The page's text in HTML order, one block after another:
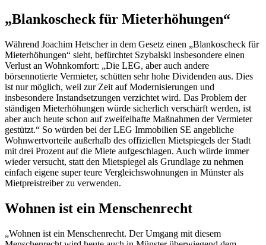
„Blankoscheck für Mieterhöhungen“
Während Joachim Hetscher in dem Gesetz einen „Blankoscheck für
Mieterhöhungen“ sieht, befürchtet Szybalski insbesondere einen
Verlust an Wohnkomfort: „Die LEG, aber auch andere
börsennotierte Vermieter, schütten sehr hohe Dividenden aus. Dies
ist nur möglich, weil zur Zeit auf Modernisierungen und
insbesondere Instandsetzungen verzichtet wird. Das Problem der
ständigen Mieterhöhungen würde sicherlich verschärft werden, ist
aber auch heute schon auf zweifelhafte Maßnahmen der Vermieter
gestützt.“ So würden bei der LEG Immobilien SE angebliche
Wohnwertvorteile außerhalb des offiziellen Mietspiegels der Stadt
mit drei Prozent auf die Miete aufgeschlagen. Auch würde immer
wieder versucht, statt den Mietspiegel als Grundlage zu nehmen
einfach eigene super teure Vergleichswohnungen in Münster als
Mietpreistreiber zu verwenden.
Wohnen ist ein Menschenrecht
„Wohnen ist ein Menschenrecht. Der Umgang mit diesem